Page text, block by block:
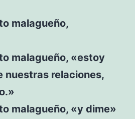
malagueño,
malagueño, «estoy
nuestras relaciones,
malagueño, «y dime»